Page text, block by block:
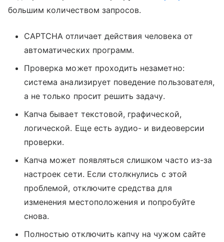
большим количеством запросов.
CAPTCHA отличает действия человека от
автоматических программ.
Проверка может проходить незаметно:
система анализирует поведение пользователя,
а не только просит решить задачу.
Капча бывает текстовой, графической,
логической. Еще есть аудио- и видеоверсии
проверки.
Капча может появляться слишком часто из-за
настроек сети. Если столкнулись с этой
проблемой, отключите средства для
изменения местоположения и попробуйте
снова.
Полностью отключить капчу на чужом сайте